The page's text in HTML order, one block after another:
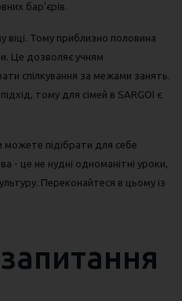
бар'єрів.
віці. Тому приблизно половина
Це дозволяє учням
спілкування за межами занять.
тому для сімей в SARGOI є
можете підібрати для себе
- це не нудні одноманітні уроки,
Переконайтеся в цьому із